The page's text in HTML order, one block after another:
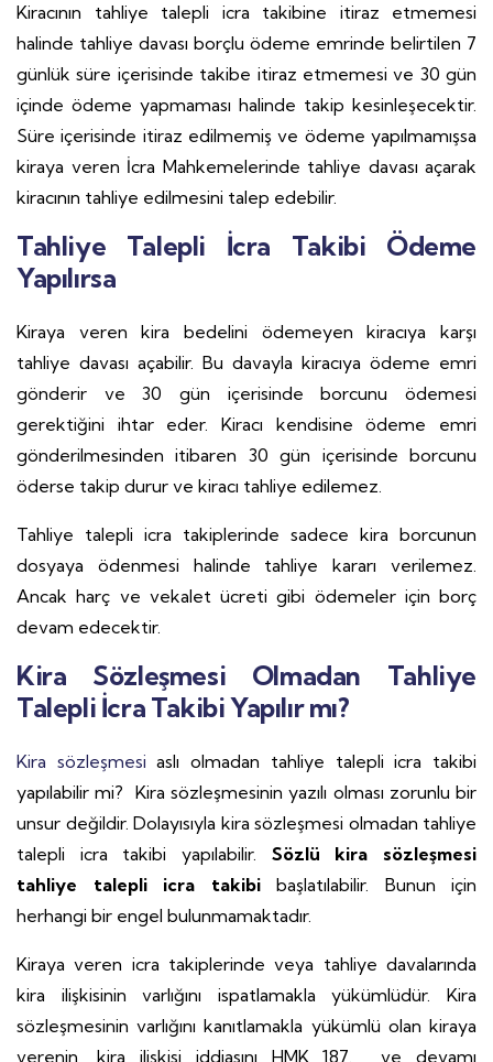
Kiracının tahliye talepli icra takibine itiraz etmemesi
halinde tahliye davası borçlu ödeme emrinde belirtilen 7
günlük süre içerisinde takibe itiraz etmemesi ve 30 gün
içinde ödeme yapmaması halinde takip kesinleşecektir.
Süre içerisinde itiraz edilmemiş ve ödeme yapılmamışsa
kiraya veren İcra Mahkemelerinde tahliye davası açarak
kiracının tahliye edilmesini talep edebilir.
Tahliye Talepli İcra Takibi Ödeme
Yapılırsa
Kiraya veren kira bedelini ödemeyen kiracıya karşı
tahliye davası açabilir. Bu davayla kiracıya ödeme emri
gönderir ve 30 gün içerisinde borcunu ödemesi
gerektiğini ihtar eder. Kiracı kendisine ödeme emri
gönderilmesinden itibaren 30 gün içerisinde borcunu
öderse takip durur ve kiracı tahliye edilemez.
Tahliye talepli icra takiplerinde sadece kira borcunun
dosyaya ödenmesi halinde tahliye kararı verilemez.
Ancak harç ve vekalet ücreti gibi ödemeler için borç
devam edecektir.
Kira Sözleşmesi Olmadan Tahliye
Talepli İcra Takibi Yapılır mı?
Kira sözleşmesi aslı olmadan tahliye talepli icra takibi
yapılabilir mi? Kira sözleşmesinin yazılı olması zorunlu bir
unsur değildir. Dolayısıyla kira sözleşmesi olmadan tahliye
talepli icra takibi yapılabilir. Sözlü kira sözleşmesi
tahliye talepli icra takibibaşlatılabilir. Bunun için
herhangi bir engel bulunmamaktadır.
Kiraya veren icra takiplerinde veya tahliye davalarında
kira ilişkisinin varlığını ispatlamakla yükümlüdür. Kira
sözleşmesinin varlığını kanıtlamakla yükümlü olan kiraya
verenin, kira ilişkisi iddiasını HMK 187. ve devamı